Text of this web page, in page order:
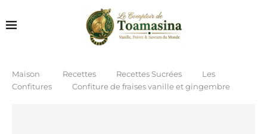
Maison Recettes Recettes Sucrées
Les
Confitures
Confiture de fraises vanille et gingembre